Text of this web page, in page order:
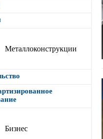
Металлоконструкции
Бизнес